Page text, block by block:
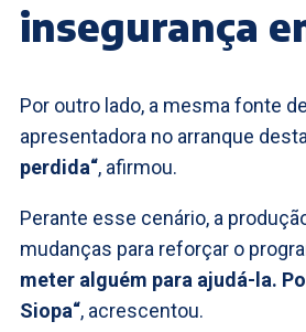
insegurança
Por outro lado, a mesma fonte
apresentadora no arranque
perdida“, afirmou.
Perante esse cenário, a
mudanças para reforçar o
meter alguém para ajudá-la.
Siopa“, acrescentou.